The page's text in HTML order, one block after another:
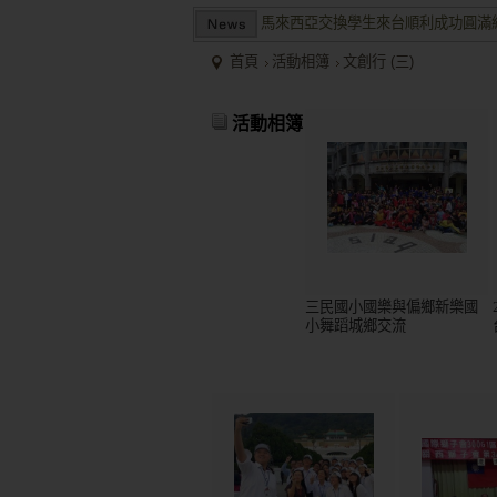
馬來西亞交換學生來台順利成功圓滿
兩岸商業投資考察團於大陸多地受
馬來西亞交換學生來台順利成功圓滿
兩岸商業投資考察團於大陸多地受
首頁 活動相簿 文創行 (三)
活動相簿
三民國小國樂與偏鄉新樂國
小舞蹈城鄉交流